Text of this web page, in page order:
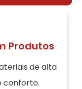
Produtos
de alta
conforto.